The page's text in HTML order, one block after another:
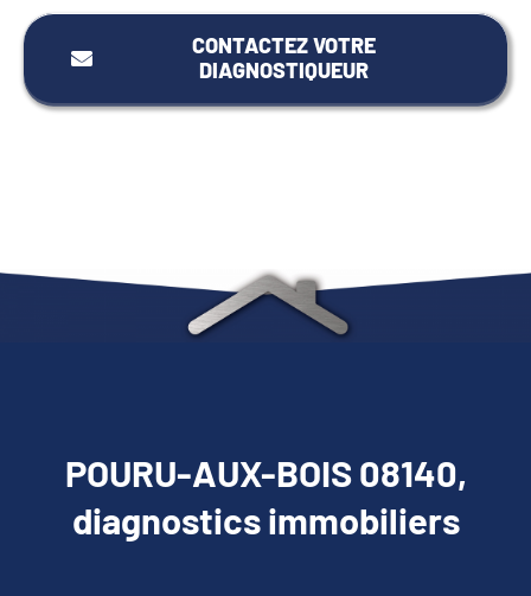
CONTACTEZ VOTRE
DIAGNOSTIQUEUR
POURU-AUX-BOIS 08140,
diagnostics immobiliers